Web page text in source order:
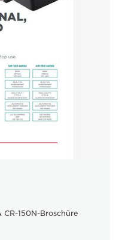
CR-150N-Broschüre